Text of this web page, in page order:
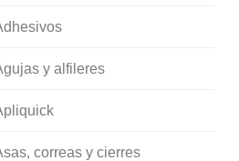
y alfileres
correas y cierres